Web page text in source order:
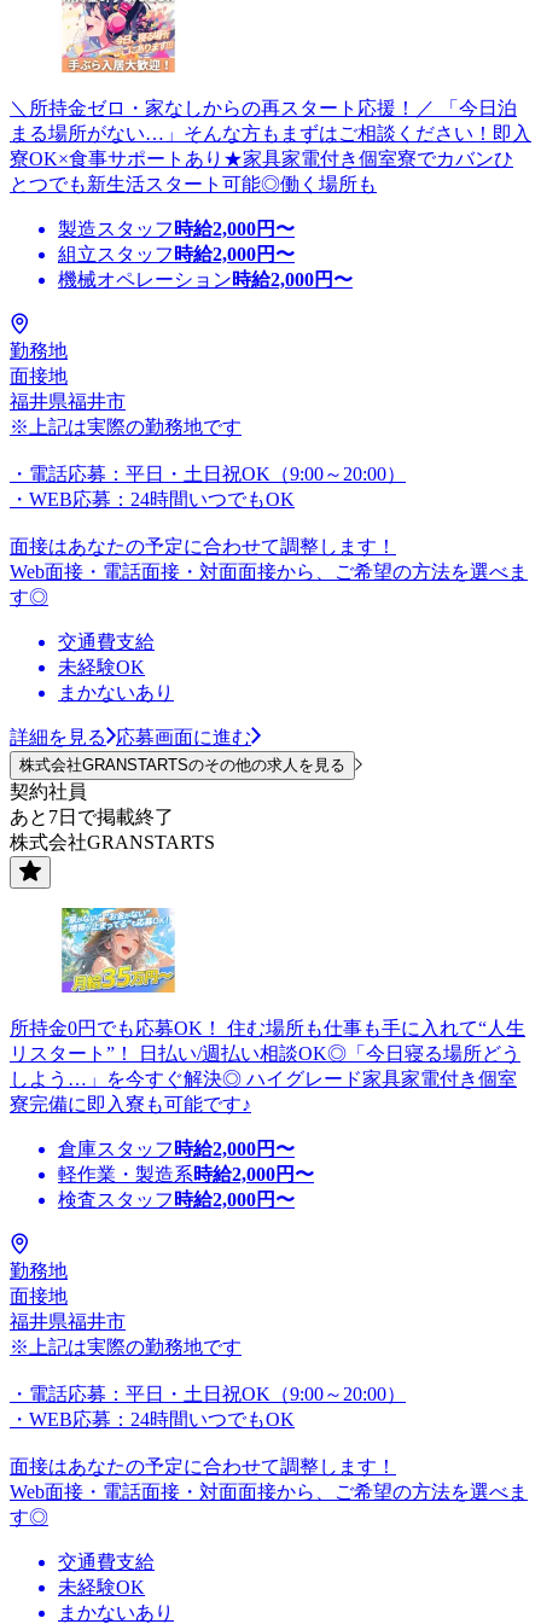
＼所持金ゼロ・家なしからの再スタート応援！／ 「今日泊
まる場所がない…」そんな方もまずはご相談ください！即入
寮OK×食事サポートあり★家具家電付き個室寮でカバンひ
とつでも新生活スタート可能◎働く場所も
製造スタッフ 時給2,000円〜
組立スタッフ 時給2,000円〜
機械オペレーション時給2,000円〜
勤務地
面接地
福井県福井市
※上記は実際の勤務地です
・電話応募：平日・土日祝OK（9:00～20:00）
・WEB応募：24時間いつでもOK
面接はあなたの予定に合わせて調整します！
Web面接・電話面接・対面面接から、ご希望の方法を選べま
す◎
交通費支給
未経験OK
まかないあり
詳細を見る 応募画面に進む
株式会社GRANSTARTSのその他の求人を見る
契約社員
あと7日で掲載終了
株式会社GRANSTARTS
所持金0円でも応募OK！ 住む場所も仕事も手に入れて“人生
リスタート”！ 日払い/週払い相談OK◎「今日寝る場所どう
しよう…」を今すぐ解決◎ ハイグレード家具家電付き個室
寮完備に即入寮も可能です♪
倉庫スタッフ 時給2,000円〜
軽作業・製造系時給2,000円〜
検査スタッフ 時給2,000円〜
勤務地
面接地
福井県福井市
※上記は実際の勤務地です
・電話応募：平日・土日祝OK（9:00～20:00）
・WEB応募：24時間いつでもOK
面接はあなたの予定に合わせて調整します！
Web面接・電話面接・対面面接から、ご希望の方法を選べま
す◎
交通費支給
未経験OK
まかないあり